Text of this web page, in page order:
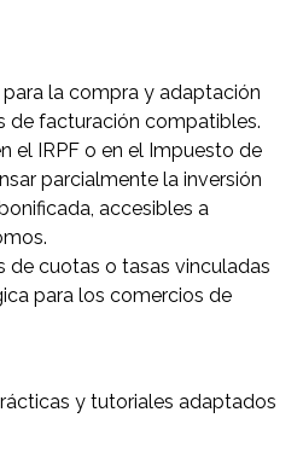
la compra y adaptación
de facturación compatibles.
el IRPF o en el Impuesto de
parcialmente la inversión
accesibles a
de cuotas o tasas vinculadas
para los comercios de
y tutoriales adaptados